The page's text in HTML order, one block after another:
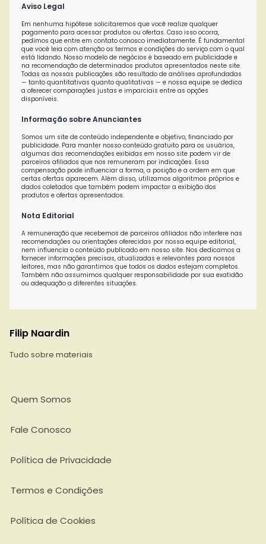
Aviso Legal
Em nenhuma hipótese solicitaremos que você realize qualquer
pagamento para acessar produtos ou ofertas. Caso isso ocorra,
pedimos que entre em contato conosco imediatamente. É fundamental
que você leia com atenção os termos e condições do serviço com o qual
está lidando. Nosso modelo de negócios é baseado em publicidade e
na recomendação de determinados produtos apresentados neste site.
Todas as nossas publicações são resultado de análises aprofundadas
— tanto quantitativas quanto qualitativas — e nossa equipe se dedica
a oferecer comparações justas e imparciais entre as opções
disponíveis.
Informação sobre Anunciantes
Somos um site de conteúdo independente e objetivo, financiado por
publicidade. Para manter nosso conteúdo gratuito para os usuários,
algumas das recomendações exibidas em nosso site podem vir de
parceiros afiliados que nos remuneram por indicações. Essa
compensação pode influenciar a forma, a posição e a ordem em que
certas ofertas aparecem. Além disso, utilizamos algoritmos próprios e
dados coletados que também podem impactar a exibição dos
produtos e ofertas apresentados.
Nota Editorial
A remuneração que recebemos de parceiros afiliados não interfere nas
recomendações ou orientações oferecidas por nossa equipe editorial,
nem influencia o conteúdo publicado em nosso site. Nos dedicamos a
fornecer informações precisas, atualizadas e relevantes para nossos
leitores, mas não garantimos que todos os dados estejam completos.
Também não assumimos qualquer responsabilidade por sua exatidão
ou adequação a diferentes situações.
Filip Naardin
Tudo sobre materiais
Quem Somos
Fale Conosco
Política de Privacidade
Termos e Condições
Política de Cookies